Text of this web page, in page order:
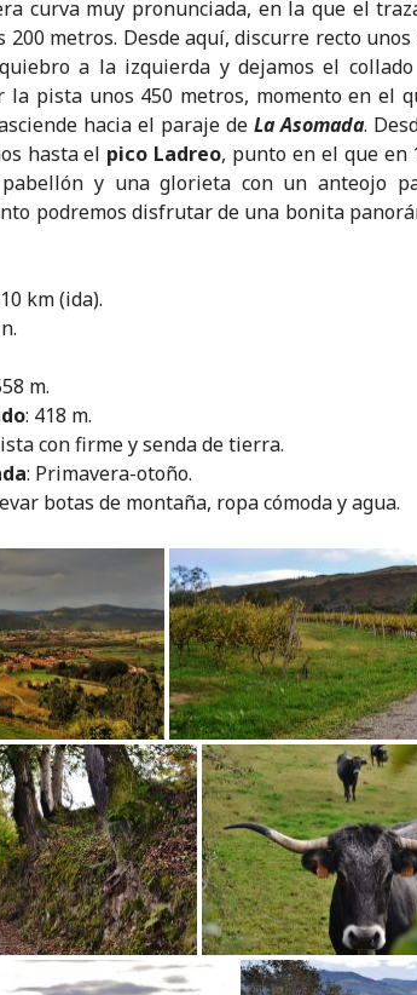
curva muy pronunciada, en la que el
200 metros. Desde aquí, discurre recto
a la izquierda y dejamos el
la pista unos 450 metros, momento en el
hacia el paraje deLa Asomada.
hasta el pico Ladreo, punto en el que en
y una glorieta con un anteojo
podremos disfrutar de una bonita
km (ida).
m.
: 418 m.
con firme y senda de tierra.
: Primavera-otoño.
botas de montaña, ropa cómoda y agua.